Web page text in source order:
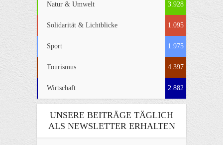
Natur & Umwelt 3.928
Solidarität & Lichtblicke 1.095
Sport 1.975
Tourismus 4.397
Wirtschaft 2.882
UNSERE BEITRÄGE TÄGLICH
ALS NEWSLETTER ERHALTEN